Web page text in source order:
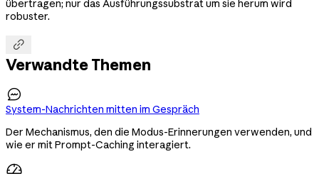
übertragen; nur das Ausführungssubstrat um sie herum wird
robuster.

Verwandte Themen

System-Nachrichten mitten im Gespräch
Der Mechanismus, den die Modus-Erinnerungen verwenden, und
wie er mit Prompt-Caching interagiert.